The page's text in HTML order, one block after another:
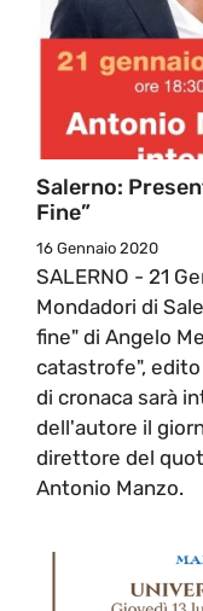
Salerno:
Fine”
16 Gennaio 2020
SALERNO - 21
Mondadori di
fine" di Angelo
catastrofe", edito
di cronaca sarà
dell'autore il
direttore del
Antonio Manzo.